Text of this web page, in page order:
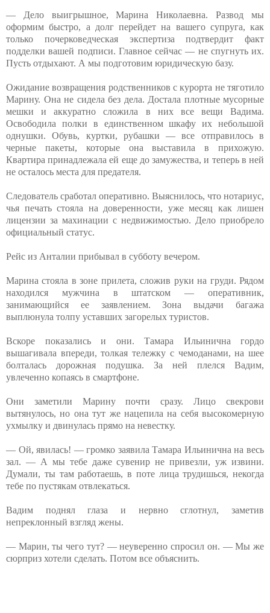
— Дело выигрышное, Марина Николаевна. Развод мы
оформим быстро, а долг перейдет на вашего супруга, как
только почерковедческая экспертиза подтвердит факт
подделки вашей подписи. Главное сейчас — не спугнуть их.
Пусть отдыхают. А мы подготовим юридическую базу.
Ожидание возвращения родственников с курорта не тяготило
Марину. Она не сидела без дела. Достала плотные мусорные
мешки и аккуратно сложила в них все вещи Вадима.
Освободила полки в единственном шкафу их небольшой
однушки. Обувь, куртки, рубашки — все отправилось в
черные пакеты, которые она выставила в прихожую.
Квартира принадлежала ей еще до замужества, и теперь в ней
не осталось места для предателя.
Следователь сработал оперативно. Выяснилось, что нотариус,
чья печать стояла на доверенности, уже месяц как лишен
лицензии за махинации с недвижимостью. Дело приобрело
официальный статус.
Рейс из Анталии прибывал в субботу вечером.
Марина стояла в зоне прилета, сложив руки на груди. Рядом
находился мужчина в штатском — оперативник,
занимающийся ее заявлением. Зона выдачи багажа
выплюнула толпу уставших загорелых туристов.
Вскоре показались и они. Тамара Ильинична гордо
вышагивала впереди, толкая тележку с чемоданами, на шее
болталась дорожная подушка. За ней плелся Вадим,
увлеченно копаясь в смартфоне.
Они заметили Марину почти сразу. Лицо свекрови
вытянулось, но она тут же нацепила на себя высокомерную
ухмылку и двинулась прямо на невестку.
— Ой, явилась! — громко заявила Тамара Ильинична на весь
зал. — А мы тебе даже сувенир не привезли, уж извини.
Думали, ты там работаешь, в поте лица трудишься, некогда
тебе по пустякам отвлекаться.
Вадим поднял глаза и нервно сглотнул, заметив
непреклонный взгляд жены.
— Марин, ты чего тут? — неуверенно спросил он. — Мы же
сюрприз хотели сделать. Потом все объяснить.